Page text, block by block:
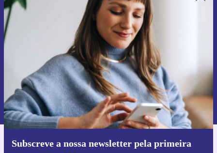
Subscreve a nossa newsletter pela primeira
Subscreve a nossa newsletter pela
primeira vez e poupa 15€!
Não percas mais nenhuma oferta.
Pedir voucher
Informações sobre o uso de dados pessoais podem ser encontrados na
nossa
Política de Privacidade.
Faz o download da app refurbed